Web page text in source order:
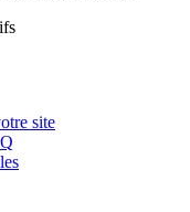
site